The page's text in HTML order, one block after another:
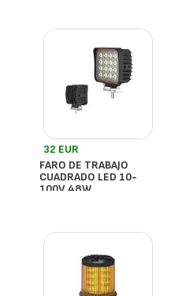
32 EUR
FARO DE TRABAJO
CUADRADO LED 10-
100V 48W